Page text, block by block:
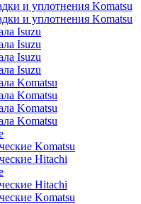
и уплотнения Komatsu
и уплотнения Komatsu
Isuzu
Isuzu
Isuzu
Isuzu
Komatsu
Komatsu
Komatsu
Komatsu
Komatsu
Hitachi
Hitachi
Komatsu